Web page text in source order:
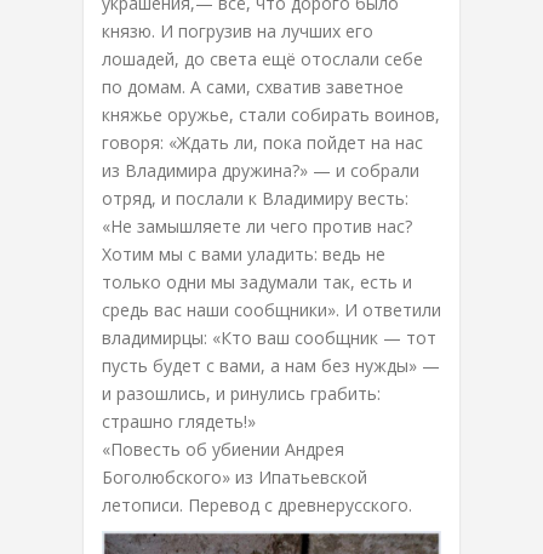
князю. И погрузив на лучших его
лошадей, до света ещё отослали себе
по домам. А сами, схватив заветное
княжье оружье, стали собирать воинов,
говоря: «Ждать ли, пока пойдет на нас
из Владимира дружина?» — и собрали
отряд, и послали к Владимиру весть:
«Не замышляете ли чего против нас?
Хотим мы с вами уладить: ведь не
только одни мы задумали так, есть и
средь вас наши сообщники». И ответили
владимирцы: «Кто ваш сообщник — тот
пусть будет с вами, а нам без нужды» —
и разошлись, и ринулись грабить:
страшно глядеть!»
«Повесть об убиении Андрея
Боголюбского» из Ипатьевской
летописи. Перевод с древнерусского.